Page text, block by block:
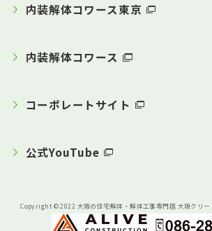
内装解体コワース東京
内装解体コワース
コーポレートサイト
公式YouTube
Copyright © 2022 大阪の住宅解体・解体工事専門店 大阪クリ